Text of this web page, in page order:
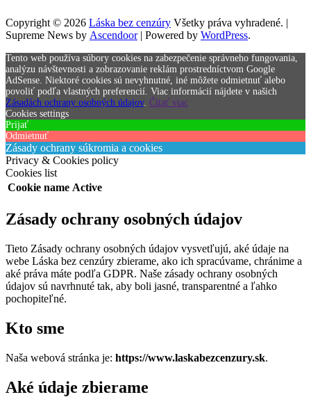
Copyright © 2026 Láska bez cenzúry Všetky práva vyhradené. |
Supreme News by Ascendoor| Powered by WordPress.
Tento web používa súbory cookies na zabezpečenie správneho fungovania,
analýzu návštevnosti a zobrazovanie reklám prostredníctvom Google
AdSense. Niektoré cookies sú nevyhnutné, iné môžete odmietnuť alebo
povoliť podľa vlastných preferencií. Viac informácií nájdete v našich
Zásadách ochrany osobných údajov. Čítať viac
Cookies settings
Prijať
Odmietnuť
Zásady ochrany súkromia a cookies
Privacy & Cookies policy
Cookies list
Cookie name Active
Zásady ochrany osobných údajov
Tieto Zásady ochrany osobných údajov vysvetľujú, aké údaje na
webe Láska bez cenzúry zbierame, ako ich spracúvame, chránime a
aké práva máte podľa GDPR. Naše zásady ochrany osobných
údajov sú navrhnuté tak, aby boli jasné, transparentné a ľahko
pochopiteľné.
Kto sme
Naša webová stránka je: https://www.laskabezcenzury.sk.
Aké údaje zbierame